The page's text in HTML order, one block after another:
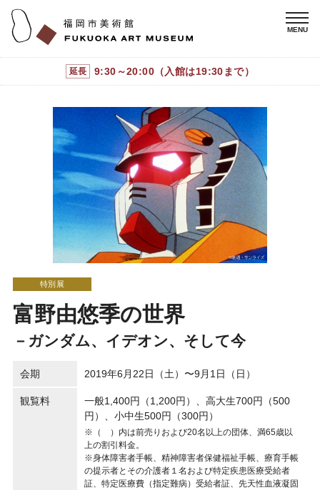
延長 9:30～20:00（入館は19:30まで）
特別展
富野由悠季の世界
－ガンダム、イデオン、そして今
会期 2019年6月22日（土）〜9月1日（日）
観覧料
一般1,400円（1,200円）、高大生700円（500
円）、小中生500円（300円）
※（ ）内は前売りおよび20名以上の団体、満65歳以
上の割引料金。
※身体障害者手帳、精神障害者保健福祉手帳、療育手帳
の提示者とその介護者１名および特定疾患医療受給者
証、特定医療費（指定難病）受給者証、先天性血液凝固